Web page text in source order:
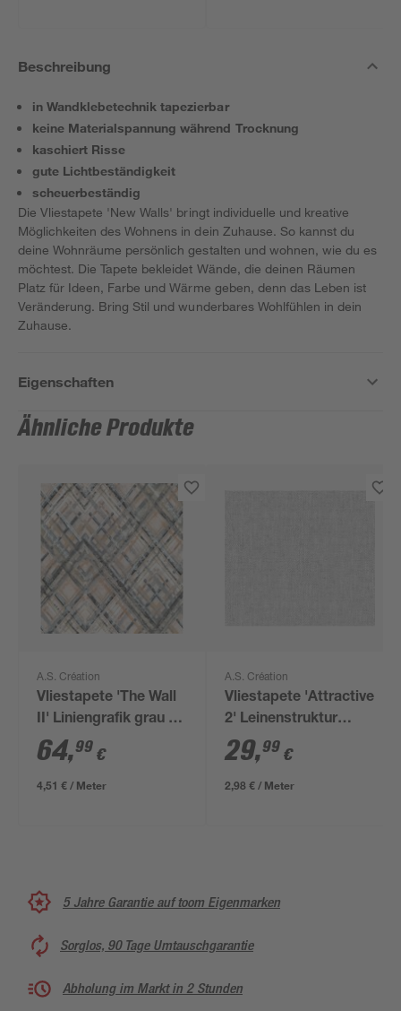
Beschreibung
in Wandklebetechnik tapezierbar
keine Materialspannung während Trocknung
kaschiert Risse
gute Lichtbeständigkeit
scheuerbeständig
Die Vliestapete 'New Walls' bringt individuelle und kreative
Möglichkeiten des Wohnens in dein Zuhause. So kannst du
deine Wohnräume persönlich gestalten und wohnen, wie du es
möchtest. Die Tapete bekleidet Wände, die deinen Räumen
Platz für Ideen, Farbe und Wärme geben, denn das Leben ist
Veränderung. Bring Stil und wunderbares Wohlfühlen in dein
Zuhause.
Eigenschaften
Ähnliche Produkte
A.S. Création
Vliestapete 'The Wall
II' Liniengrafik grau 5-
teilig 2,65 x 2,80 m
64,99 €
4,51 € / Meter
A.S. Création
Vliestapete 'Attractive
2' Leinenstruktur
grau/weiß 0,53 x
10,05 m
29,99 €
2,98 € / Meter
5 Jahre Garantie auf toom Eigenmarken
Sorglos, 90 Tage Umtauschgarantie
Abholung im Markt in 2 Stunden